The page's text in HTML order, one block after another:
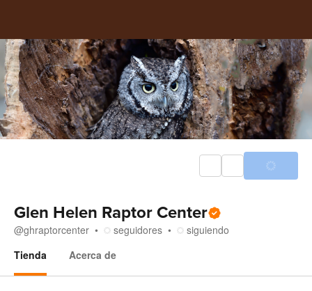
Glen Helen Raptor Center
@ghraptorcenter seguidores
siguiendo
Tienda
Acerca de